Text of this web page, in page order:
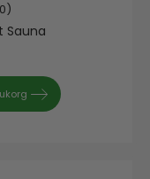
Sauna